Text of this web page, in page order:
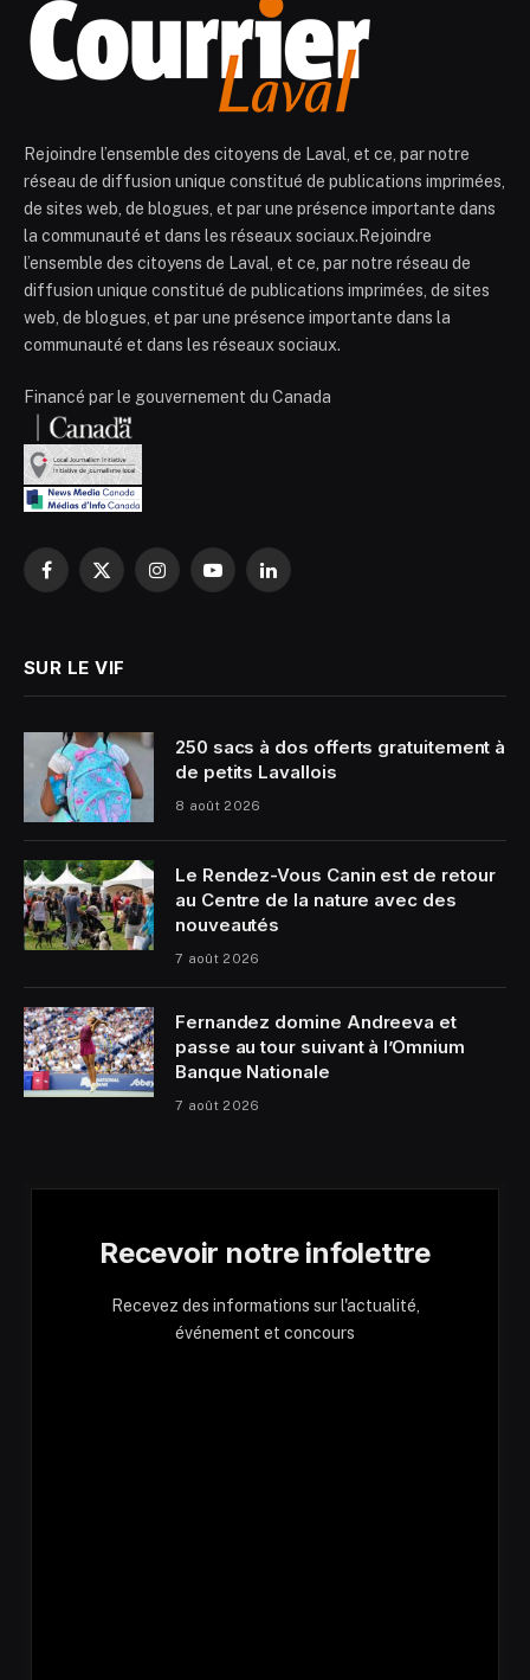
Rejoindre l’ensemble des citoyens de Laval, et ce, par notre
réseau de diffusion unique constitué de publications imprimées,
de sites web, de blogues, et par une présence importante dans
la communauté et dans les réseaux sociaux.Rejoindre
l’ensemble des citoyens de Laval, et ce, par notre réseau de
diffusion unique constitué de publications imprimées, de sites
web, de blogues, et par une présence importante dans la
communauté et dans les réseaux sociaux.
Financé par le gouvernement du Canada
Facebook
X
InstagramYouTubeLinkedIn
SUR LE VIF
250 sacs à dos offerts gratuitement à
de petits Lavallois
8 août 2026
Le Rendez-Vous Canin est de retour
au Centre de la nature avec des
nouveautés
7 août 2026
Fernandez domine Andreeva et
passe au tour suivant à l’Omnium
Banque Nationale
7 août 2026
Recevoir notre infolettre
Recevez des informations sur l'actualité,
événement et concours